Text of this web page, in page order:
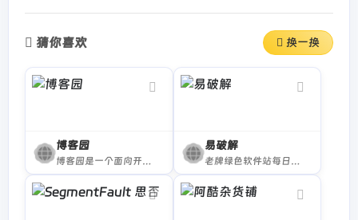
猜你喜欢 换一换
博客园
博客园是一个面向开发者的知识分享社区。
易破解
老牌绿色软件站每日更新